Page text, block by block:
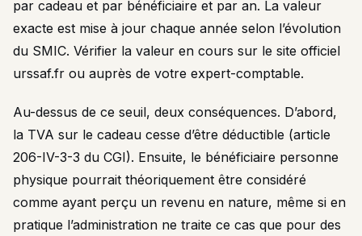
par cadeau et par bénéficiaire et par an. La valeur
exacte est mise à jour chaque année selon l’évolution
du SMIC. Vérifier la valeur en cours sur le site officiel
urssaf.fr ou auprès de votre expert-comptable.
Au-dessus de ce seuil, deux conséquences. D’abord,
la TVA sur le cadeau cesse d’être déductible (article
206-IV-3-3 du CGI). Ensuite, le bénéficiaire personne
physique pourrait théoriquement être considéré
comme ayant perçu un revenu en nature, même si en
pratique l’administration ne traite ce cas que pour des